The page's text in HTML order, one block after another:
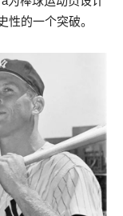
性的一个突破。